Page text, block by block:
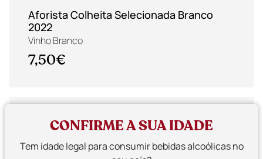
Aforista Colheita Selecionada Branco
2022
Vinho Branco
7,50€
CONFIRME A SUA IDADE
Tem idade legal para consumir bebidas alcoólicas no